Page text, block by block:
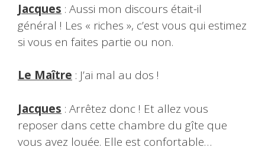
Jacques : Aussi mon discours était-il
général ! Les « riches », c’est vous qui estimez
si vous en faites partie ou non.
Le Maître : J’ai mal au dos !
Jacques : Arrêtez donc ! Et allez vous
reposer dans cette chambre du gîte que
vous avez louée. Elle est confortable…